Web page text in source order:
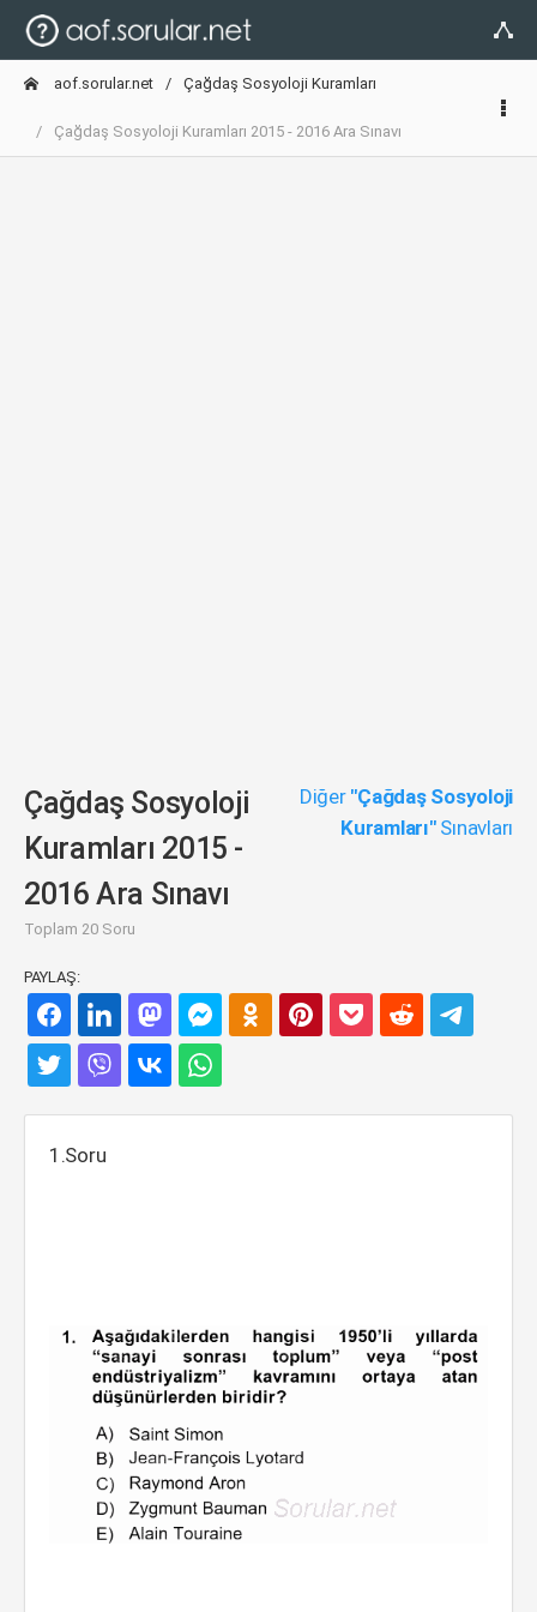
aof.sorular.net Çağdaş Sosyoloji Kuramları
Çağdaş Sosyoloji Kuramları 2015 - 2016 Ara Sınavı
Çağdaş Sosyoloji
Kuramları 2015 -
2016 Ara Sınavı
Toplam 20 Soru
Diğer "Çağdaş Sosyoloji
Kuramları"Sınavları
PAYLAŞ:
1.Soru